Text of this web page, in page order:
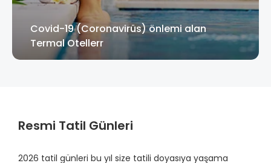
Covid-19 (Coronavirüs) önlemi alan
Termal Otellerr
Resmi Tatil Günleri
2026 tatil günleri bu yıl size tatili doyasıya yaşama